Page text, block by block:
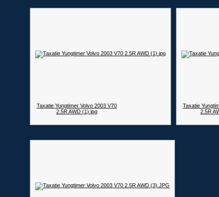
Taxatie Yungtimer Volvo 2003 V70
2.5R AWD (1).jpg
Taxatie
2.5R